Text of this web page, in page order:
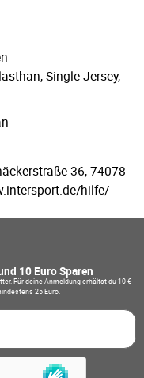
Single Jersey,
36, 74078
hilfe/
10 Euro Sparen
Für deine Anmeldung erhältst du 10 €
25 Euro.